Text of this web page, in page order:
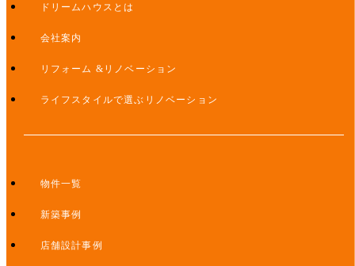
ドリームハウスとは
会社案内
リフォーム &リノベーション
ライフスタイルで選ぶリノベーション
物件一覧
新築事例
店舗設計事例